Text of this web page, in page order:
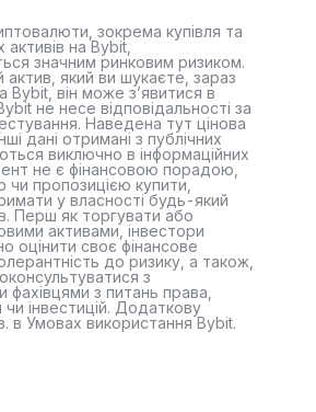
зокрема купівля та
на Bybit,
значним ринковим ризиком.
який ви шукаєте, зараз
Bybit, він може з’явитися в
не несе відповідальності за
Наведена тут цінова
дані отримані з публічних
виключно в інформаційних
не є фінансовою порадою,
пропозицією купити,
у власності будь-який
Перш як торгувати або
активами, інвестори
оцінити своє фінансове
до ризику, а також,
з
фахівцями з питань права,
інвестицій. Додаткову
в Умовах використання Bybit.